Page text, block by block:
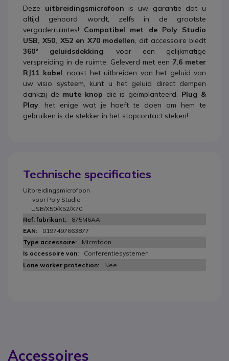
Deze uitbreidingsmicrofoon is uw garantie dat u
altijd gehoord wordt, zelfs in de grootste
vergaderruimtes! Compatibel met de Poly Studio
USB, X50, X52 en X70 modellen , dit accessoire biedt
360° geluidsdekking , voor een gelijkmatige
verspreiding in de ruimte. Geleverd met een 7,6 meter
RJ11 kabel , naast het uitbreiden van het geluid van
uw visio systeem, kunt u het geluid direct dempen
dankzij de mute knop die is geïmplanteerd. Plug &
Play , het enige wat je hoeft te doen om hem te
gebruiken is de stekker in het stopcontact steken!
Technische specificaties
Uitbreidingsmicrofoon
voor Poly Studio
USB/X50/X52/X70
875M6AA
0197497663877
Microfoon
Conferentiesystemen
Nee
Accessoires